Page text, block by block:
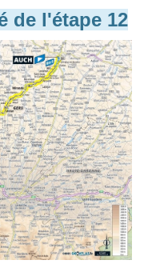
de l'étape 12